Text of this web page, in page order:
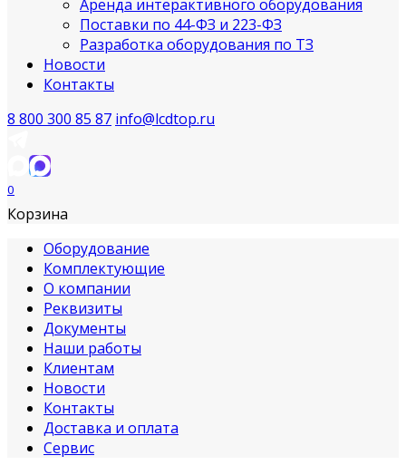
Аренда интерактивного оборудования
Поставки по 44-ФЗ и 223-ФЗ
Разработка оборудования по ТЗ
Новости
Контакты
8 800 300 85 87 info@lcdtop.ru
0
Корзина
Оборудование
Комплектующие
О компании
Реквизиты
Документы
Наши работы
Клиентам
Новости
Контакты
Доставка и оплата
Сервис